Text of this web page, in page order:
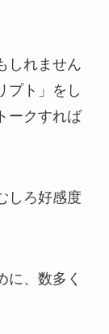
しれません
プト」をし
ークすれば
しろ好感度
に、数多く